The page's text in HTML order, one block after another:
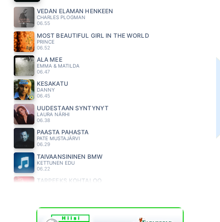
VEDÄN ELÄMÄN HENKEEN
CHARLES PLOGMAN
06.55
MOST BEAUTIFUL GIRL IN THE WORLD
PRINCE
06.52
ÄLÄ MEE
EMMA & MATILDA
06.47
KESAKATU
DANNY
06.45
UUDESTAAN SYNTYNYT
LAURA NÄRHI
06.38
PÄÄSTÄ PAHASTA
PATE MUSTAJÄRVI
06.29
TAIVAANSININEN BMW
KETTUNEN EDU
06.22
TARPEEKS KOHTALOO
CIAN DUCROT